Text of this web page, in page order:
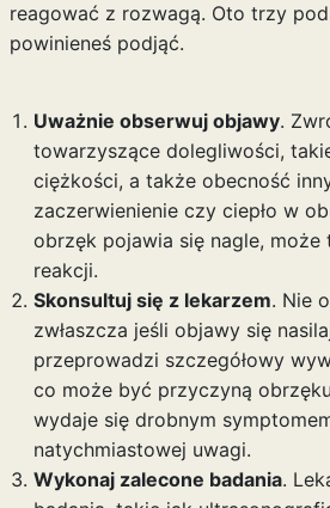
reagować z rozwagą. Oto trzy
powinieneś podjąć.
Uważnie obserwuj objawy.
towarzyszące dolegliwości,
ciężkości, a także obecność
zaczerwienienie czy ciepło w
obrzęk pojawia się nagle, może
reakcji.
Skonsultuj się z lekarzem. Nie
zwłaszcza jeśli objawy się
przeprowadzi szczegółowy
co może być przyczyną
wydaje się drobnym
natychmiastowej uwagi.
Wykonaj zalecone badania.